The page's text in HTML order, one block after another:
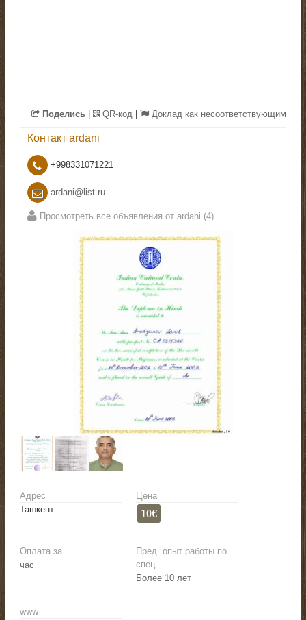
Поделись | QR-код | Доклад как несоответствующим
Контакт ardani
+998331071221
ardani@list.ru
Просмотреть все объявления от ardani (4)
Адрес
Ташкент
Цена
10€
Оплата за...
час
Пред. опыт работы по
спец.
Более 10 лет
www